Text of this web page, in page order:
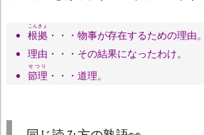
根拠
こんきょ
・・・物事が存在するための理由。
理由・・・その結果になったわけ。
節理
せつり
・・・道理。